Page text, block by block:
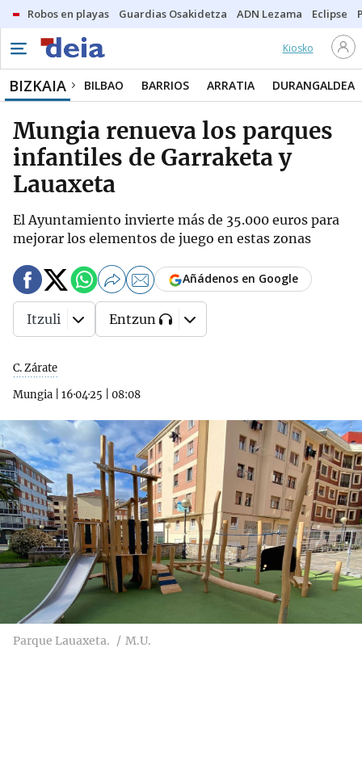
Robos en playas Guardias Osakidetza ADN Lezama Eclipse
Kiosko
BIZKAIA BILBAO BARRIOS ARRATIA DURANGALDEA
Mungia renueva los parques
infantiles de Garraketa y
Lauaxeta
El Ayuntamiento invierte más de 35.000 euros para
mejorar los elementos de juego en estas zonas
C. Zárate
Mungia
16·04·25 08:08
Añádenos en Google
Itzuli Entzun
Parque Lauaxeta. M.U.